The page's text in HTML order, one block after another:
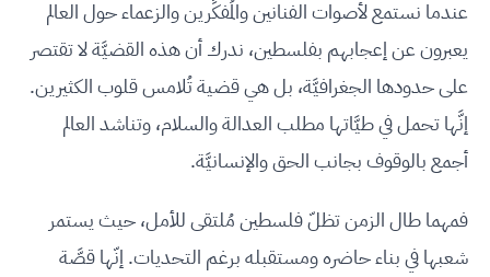
عندما نستمع لأصوات الفنانين والمُفكِّرين والزعماء حول العالم
يعبرون عن إعجابهم بفلسطين، ندرك أن هذه القضيَّة لا تقتصر
على حدودها الجغرافيَّة، بل هي قضية تُلامس قلوب الكثيرين.
إنَّها تحمل في طيَّاتها مطلب العدالة والسلام، وتناشد العالم
أجمع بالوقوف بجانب الحق والإنسانيَّة.
فمهما طال الزمن تظلّ فلسطين مُلتقى للأمل، حيث يستمر
شعبها في بناء حاضره ومستقبله برغم التحديات. إنّها قصَّة